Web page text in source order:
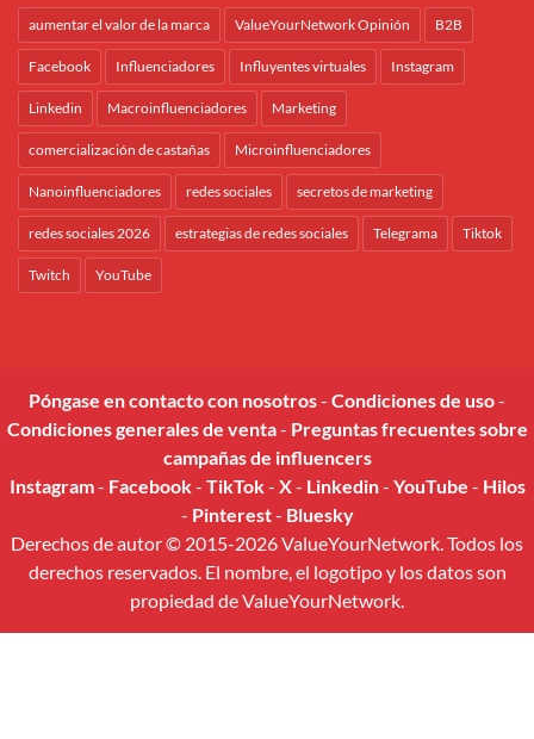
aumentar el valor de la marca ValueYourNetwork Opinión B2B
Facebook Influenciadores Influyentes virtuales Instagram
Linkedin Macroinfluenciadores Marketing
comercialización de castañas Microinfluenciadores
Nanoinfluenciadores redes sociales secretos de marketing
redes sociales 2026 estrategias de redes sociales Telegrama Tiktok
Twitch YouTube
Póngase en contacto con nosotros- Condiciones de uso-
Condiciones generales de venta- Preguntas frecuentes sobre
campañas de influencers
Instagram- Facebook- TikTok- X- Linkedin- YouTube - Hilos
- Pinterest- Bluesky
Derechos de autor © 2015-2026 ValueYourNetwork. Todos los
derechos reservados. El nombre, el logotipo y los datos son
propiedad de ValueYourNetwork.